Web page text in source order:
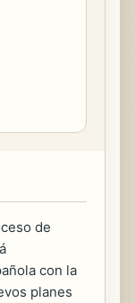
de
con la
planes